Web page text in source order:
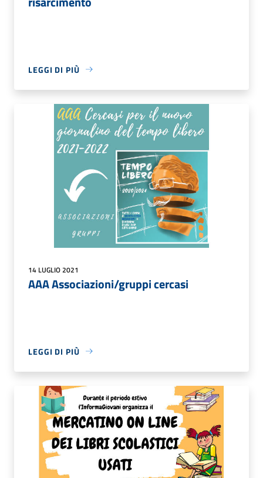
LEGGI DI PIÙ
14 LUGLIO 2021
AAA Associazioni/gruppi cercasi
LEGGI DI PIÙ